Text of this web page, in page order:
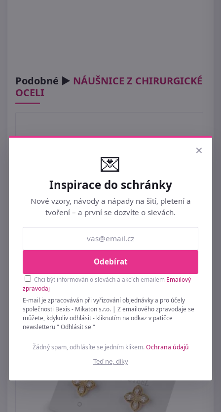
Podobné ► NÁUŠNICE Z CHIRURGICKÉ
OCELI
Náušnice z nerezové oceli s broušenými
kamínky
169 Kč
×
💌
Inspirace do schránky
Nové vzory, návody a nápady na šití, pletení a
tvoření – a první se dozvíte o slevách.
Odebírat
Chci být informován o slevách a akcích emailem Emailový
zpravodaj
E-mail je zpracováván při vyřizování objednávky a pro účely
společnosti Bexis - Mikaton s.r.o. | Z emailového zpravodaje se
můžete, kdykoliv odhlásit - kliknutím na odkaz v patičce
newsletteru " Odhlásit se "
Žádný spam, odhlásíte se jedním klikem.Ochrana údajů
Teď ne, díky